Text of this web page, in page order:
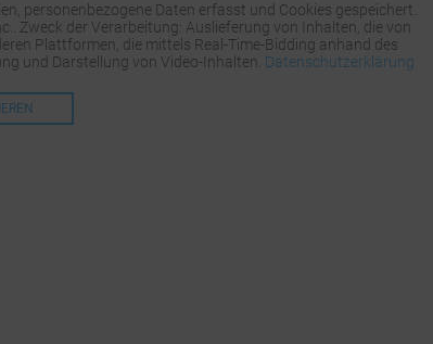
personenbezogene Daten erfasst und Cookies gespeichert.
Zweck der Verarbeitung: Auslieferung von Inhalten, die von
Plattformen, die mittels Real-Time-Bidding anhand des
und Darstellung von Video-Inhalten. Datenschutzerklärung